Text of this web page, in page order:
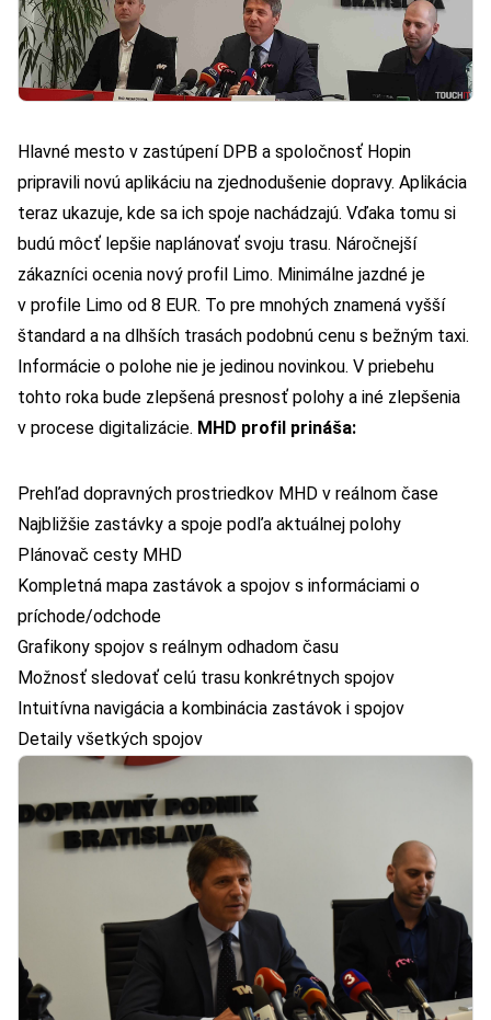
Hlavné mesto v zastúpení DPB a spoločnosť Hopin
pripravili novú aplikáciu na zjednodušenie dopravy. Aplikácia
teraz ukazuje, kde sa ich spoje nachádzajú. Vďaka tomu si
budú môcť lepšie naplánovať svoju trasu. Náročnejší
zákazníci ocenia nový profil Limo. Minimálne jazdné je
v profile Limo od 8 EUR. To pre mnohých znamená vyšší
štandard a na dlhších trasách podobnú cenu s bežným taxi.
Informácie o polohe nie je jedinou novinkou. V priebehu
tohto roka bude zlepšená presnosť polohy a iné zlepšenia
v procese digitalizácie. MHD profil prináša:
Prehľad dopravných prostriedkov MHD v reálnom čase
Najbližšie zastávky a spoje podľa aktuálnej polohy
Plánovač cesty MHD
Kompletná mapa zastávok a spojov s informáciami o
príchode/odchode
Grafikony spojov s reálnym odhadom času
Možnosť sledovať celú trasu konkrétnych spojov
Intuitívna navigácia a kombinácia zastávok i spojov
Detaily všetkých spojov